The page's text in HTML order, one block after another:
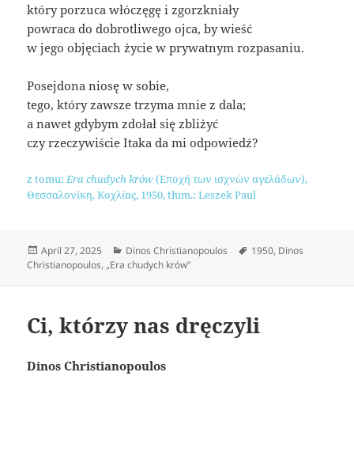
który porzuca włóczęgę i zgorzkniały
powraca do dobrotliwego ojca, by wieść
w jego objęciach życie w prywatnym rozpasaniu.
Posejdona niosę w sobie,
tego, który zawsze trzyma mnie z dala;
a nawet gdybym zdołał się zbliżyć
czy rzeczywiście Itaka da mi odpowiedź?
z tomu:Era chudych krów(Εποχή των ισχνών αγελάδων),
Θεσσαλονίκη, Κοχλίας, 1950, tłum.: Leszek Paul
Posted
on
April 27, 2025 Categories
Dinos Christianopoulos Tags
1950, Dinos
Christianopoulos,„Era chudych krów”
Ci, którzy nas dręczyli
Dinos Christianopoulos